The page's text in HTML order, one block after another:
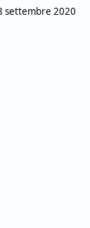
settembre 2020